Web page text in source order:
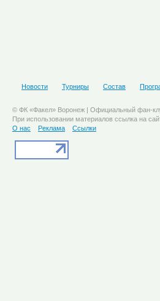
Новости Турниры Состав
© ФК «Факел» Воронеж | Официальный фан-
При использовании материалов ссылка на
О нас
Реклама Ссылки